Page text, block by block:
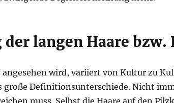
der langen Haare
angesehen wird, variiert von Kultur zu
große Definitionsunterschiede. Nicht
muss. Selbst die Haare auf den